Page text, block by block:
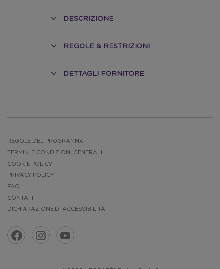
DESCRIZIONE
REGOLE & RESTRIZIONI
DETTAGLI FORNITORE
REGOLE DEL PROGRAMMA
TERMINI E CONDIZIONI GENERALI
COOKIE POLICY
PRIVACY POLICY
FAQ
CONTATTI
DICHIARAZIONE DI ACCESSIBILITÀ